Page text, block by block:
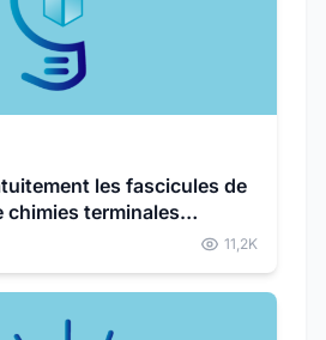
les fascicules de
chimies terminales
11,2K